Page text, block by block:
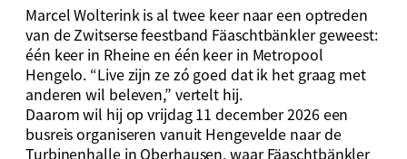
Marcel Wolterink is al twee keer naar een optreden
van de Zwitserse feestband Fäaschtbänkler geweest:
één keer in Rheine en één keer in Metropool
Hengelo. “Live zijn ze zó goed dat ik het graag met
anderen wil beleven,” vertelt hij.
Daarom wil hij op vrijdag 11 december 2026 een
busreis organiseren vanuit Hengevelde naar de
Turbinenhalle in Oberhausen, waar Fäaschtbänkler